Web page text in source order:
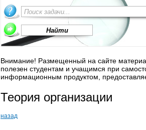
Внимание! Размещенный на сайте
полезен студентам и учащимся при
информационным продуктом,
Теория организации
назад